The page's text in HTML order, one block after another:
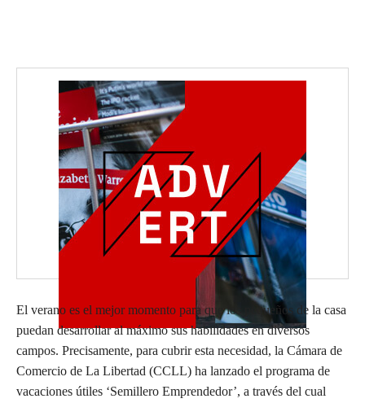
El verano es el mejor momento para que los pequeños de la casa
puedan desarrollar al máximo sus habilidades en diversos
campos. Precisamente, para cubrir esta necesidad, la Cámara de
Comercio de La Libertad (CCLL) ha lanzado el programa de
vacaciones útiles ‘Semillero Emprendedor’, a través del cual